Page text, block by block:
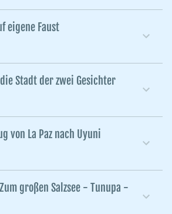
eigene Faust
die Stadt der zwei Gesichter
von La Paz nach Uyuni
großen Salzsee - Tunupa -